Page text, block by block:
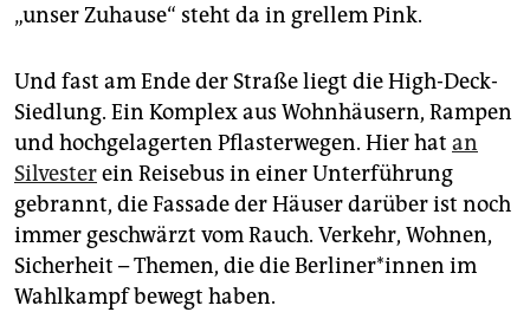
„unser Zuhause“ steht da in grellem Pink.
Und fast am Ende der Straße liegt die High-Deck-
Siedlung. Ein Komplex aus Wohnhäusern, Rampen
und hochgelagerten Pflasterwegen. Hier hat an
Silvesterein Reisebus in einer Unterführung
gebrannt, die Fassade der Häuser darüber ist noch
immer geschwärzt vom Rauch. Verkehr, Wohnen,
Sicherheit – Themen, die die Ber­li­ne­r*in­nen im
Wahlkampf bewegt haben.